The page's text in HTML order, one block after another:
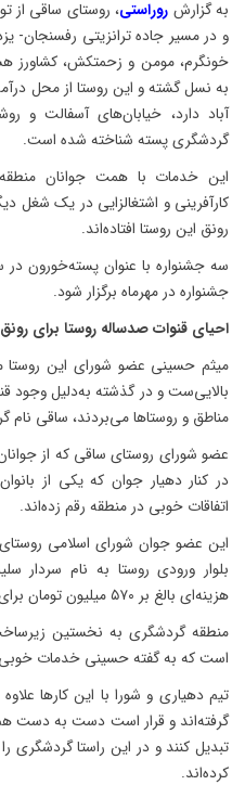
به گزارش روراستی، روستای ساقی از
و در مسیر جاده ترانزیتی رفسنجان-
خونگرم، مومن و زحمتکش، کشاورز
به نسل گشته و این روستا از محل
آباد دارد، خیابان‌های آسفالت و
گردشگری پسته شناخته شده است.
این خدمات با همت جوانان
کارآفرینی و اشتغالزایی در یک شغل
رونق این روستا افتاده‌اند.
سه جشنواره با عنوان پسته‌خورون در
جشنواره در مهرماه برگزار شود.
احیای قنوات صدساله روستا برای
میثم حسینی عضو شورای این
بالایی‌ست و در گذشته به‌دلیل وجود
مناطق و روستاها می‌بردند، ساقی نام
عضو شورای روستای ساقی که از
در کنار دهیار جوان که یکی از
اتفاقات خوبی در منطقه رقم زده‌اند.
این عضو جوان شورای اسلامی
بلوار ورودی روستا به نام
هزینه‌ای بالغ بر ۵۷۰ میلیون تومان برای روشنایی معابر روستا را ذکر می‌کند.
منطقه گردشگری به نخستین
است که به گفته حسینی خدمات
تیم دهیاری و شورا با این کارها
گرفته‌اند و قرار است دست به دست
تبدیل کنند و در این راستا گردشگری
کرده‌اند.